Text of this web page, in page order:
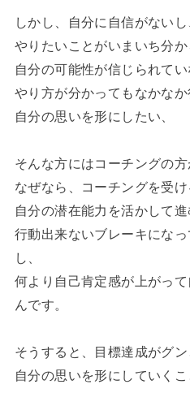
しかし、自分に自信がないし
やりたいことがいまいち分か
自分の可能性が信じられてい
やり方が分かってもなかなか
自分の思いを形にしたい、
そんな方にはコーチングの方
なぜなら、コーチングを受け
自分の潜在能力を活かして進
行動出来ないブレーキにな
し、
何より自己肯定感が上がっ
んです。
そうすると、目標達成がグン
自分の思いを形にしていくこ